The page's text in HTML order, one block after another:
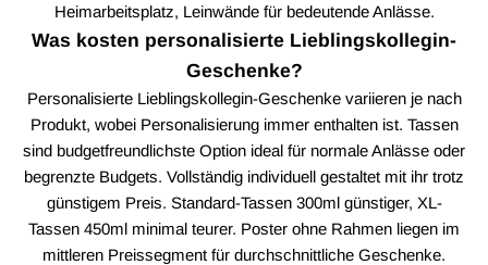
Heimarbeitsplatz, Leinwände für bedeutende Anlässe.
Was kosten personalisierte Lieblingskollegin-
Geschenke?
Personalisierte Lieblingskollegin-Geschenke variieren je nach
Produkt, wobei Personalisierung immer enthalten ist. Tassen
sind budgetfreundlichste Option ideal für normale Anlässe oder
begrenzte Budgets. Vollständig individuell gestaltet mit ihr trotz
günstigem Preis. Standard-Tassen 300ml günstiger, XL-
Tassen 450ml minimal teurer. Poster ohne Rahmen liegen im
mittleren Preissegment für durchschnittliche Geschenke.